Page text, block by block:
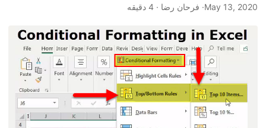
May 13, 2020· فرحان رضا · 4 دقیقه